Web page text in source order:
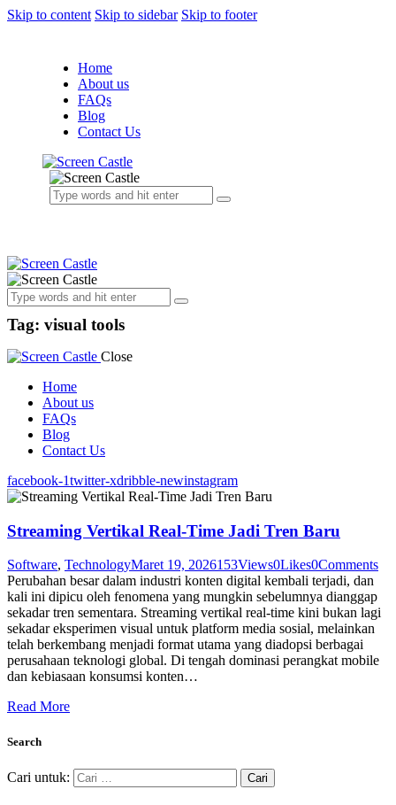
Skip to content Skip to sidebar Skip to footer
Home
About us
FAQs
Blog
Contact Us
Tag: visual tools
Close
Home
About us
FAQs
Blog
Contact Us
facebook-1twitter-xdribble-newinstagram
Streaming Vertikal Real-Time Jadi Tren Baru
Software, TechnologyMaret 19, 2026153Views0Likes0Comments
Perubahan besar dalam industri konten digital kembali terjadi, dan
kali ini dipicu oleh fenomena yang mungkin sebelumnya dianggap
sekadar tren sementara. Streaming vertikal real-time kini bukan lagi
sekadar eksperimen visual untuk platform media sosial, melainkan
telah berkembang menjadi format utama yang diadopsi berbagai
perusahaan teknologi global. Di tengah dominasi perangkat mobile
dan kebiasaan konsumsi konten…
Read More
Search
Cari untuk: